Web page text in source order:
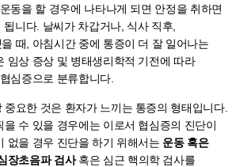
동을 할 경우에 나타나게 되면 안정을 취하면
니다. 날씨가 차갑거나, 식사 직후,
때, 아침시간 중에 통증이 더 잘 일어나는
임상 증상 및 병태생리학적 기전에 따라
심증으로 분류합니다.
요한 것은 환자가 느끼는 통증의 형태입니다.
수 있을 경우에는 이로서 협심증의 진단이
없을 경우 진단을 하기 위해서는 운동 혹은
장초음파 검사혹은 심근 핵의학 검사를